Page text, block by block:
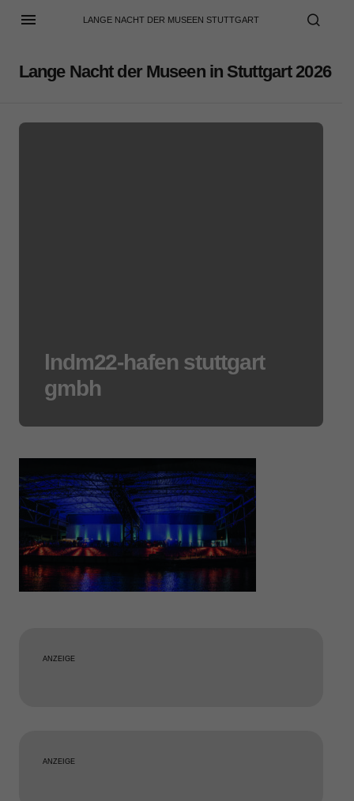
LANGE NACHT DER MUSEEN STUTTGART
Lange Nacht der Museen in Stuttgart 2026
lndm22-hafen stuttgart
gmbh
ANZEIGE
ANZEIGE